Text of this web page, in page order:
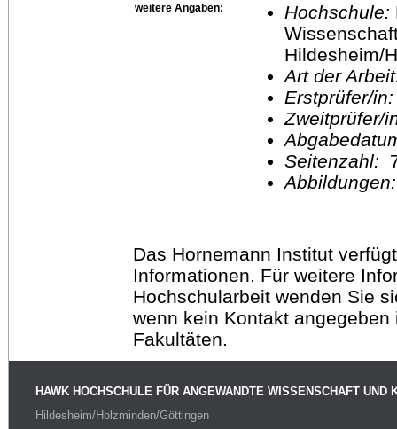
weitere Angaben: Hochschule:
Hildesheim/
Art der
Erstprüfer/
Seitenzahl:
Das Hornemann Institut
Informationen. Für weitere
Hochschularbeit wenden Sie
wenn kein Kontakt
Fakultäten.
HAWK HOCHSCHULE FÜR ANGEWANDTE WISSENSCHAFT UND
Hildesheim/Holzminden/Göttingen